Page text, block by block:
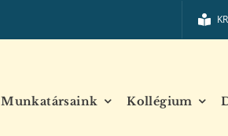
Munkatársaink Kollégium